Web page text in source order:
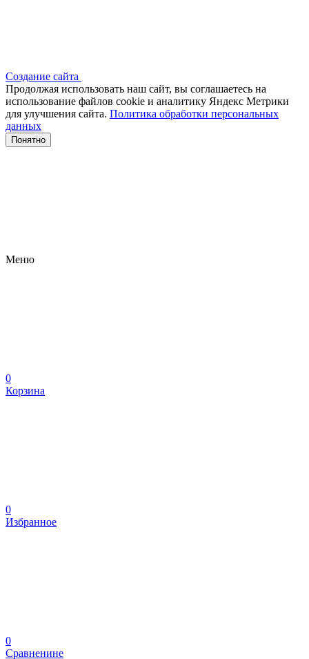
Создание сайта
Продолжая использовать наш сайт, вы соглашаетесь на
использование файлов сооkіе и аналитику Яндекс Метрики
для улучшения сайта. Политика обработки персональных
данных
Понятно
Меню
0
Корзина
0
Избранное
0
Сравненине